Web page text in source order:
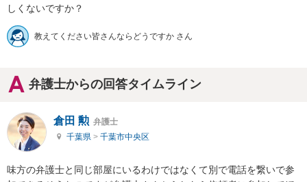
しくないですか？
教えてください皆さんならどうですか さん
弁護士からの回答タイムライン
倉田 勲 弁護士
千葉県 > 千葉市中央区
味方の弁護士と同じ部屋にいるわけではなくて別で電話を繋いで参